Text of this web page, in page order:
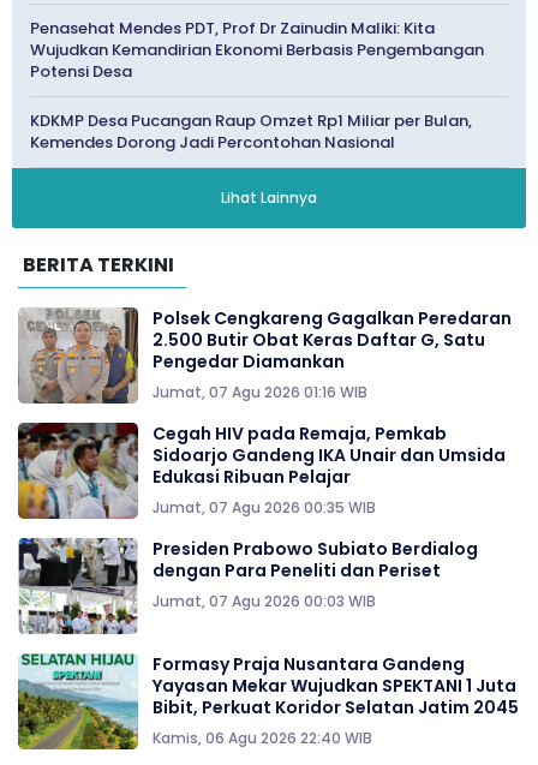
Penasehat Mendes PDT, Prof Dr Zainudin Maliki: Kita
Wujudkan Kemandirian Ekonomi Berbasis Pengembangan
Potensi Desa
KDKMP Desa Pucangan Raup Omzet Rp1 Miliar per Bulan,
Kemendes Dorong Jadi Percontohan Nasional
Lihat Lainnya
BERITA TERKINI
Polsek Cengkareng Gagalkan Peredaran
2.500 Butir Obat Keras Daftar G, Satu
Pengedar Diamankan
Jumat, 07 Agu 2026 01:16 WIB
Cegah HIV pada Remaja, Pemkab
Sidoarjo Gandeng IKA Unair dan Umsida
Edukasi Ribuan Pelajar
Jumat, 07 Agu 2026 00:35 WIB
Presiden Prabowo Subiato Berdialog
dengan Para Peneliti dan Periset
Jumat, 07 Agu 2026 00:03 WIB
Formasy Praja Nusantara Gandeng
Yayasan Mekar Wujudkan SPEKTANI 1 Juta
Bibit, Perkuat Koridor Selatan Jatim 2045
Kamis, 06 Agu 2026 22:40 WIB